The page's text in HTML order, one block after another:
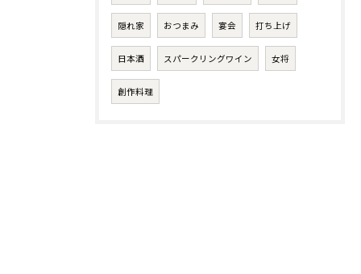
隠れ家 おつまみ 宴会 打ち上げ
日本酒 スパークリングワイン 女将
創作料理